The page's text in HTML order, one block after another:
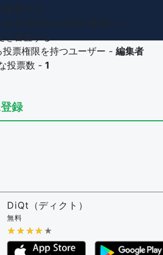
投票権限を持つユーザー - 編集者
投票数 - 1
を持つユーザー -
審査する
投票権限を持つユーザー -
投票数 -
限を持つユーザー -すべてのユーザー
投票権限を持つユーザー -
投票数 -
録
DiQt（ディクト）
無料
★★★★★
★★★★★